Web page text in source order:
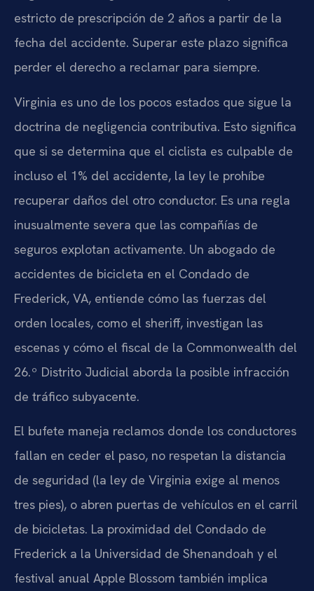
estricto de prescripción de 2 años a partir de la
fecha del accidente. Superar este plazo significa
perder el derecho a reclamar para siempre.
Virginia es uno de los pocos estados que sigue la
doctrina de negligencia contributiva. Esto significa
que si se determina que el ciclista es culpable de
incluso el 1% del accidente, la ley le prohíbe
recuperar daños del otro conductor. Es una regla
inusualmente severa que las compañías de
seguros explotan activamente. Un abogado de
accidentes de bicicleta en el Condado de
Frederick, VA, entiende cómo las fuerzas del
orden locales, como el sheriff, investigan las
escenas y cómo el fiscal de la Commonwealth del
26.º Distrito Judicial aborda la posible infracción
de tráfico subyacente.
El bufete maneja reclamos donde los conductores
fallan en ceder el paso, no respetan la distancia
de seguridad (la ley de Virginia exige al menos
tres pies), o abren puertas de vehículos en el carril
de bicicletas. La proximidad del Condado de
Frederick a la Universidad de Shenandoah y el
festival anual Apple Blossom también implica